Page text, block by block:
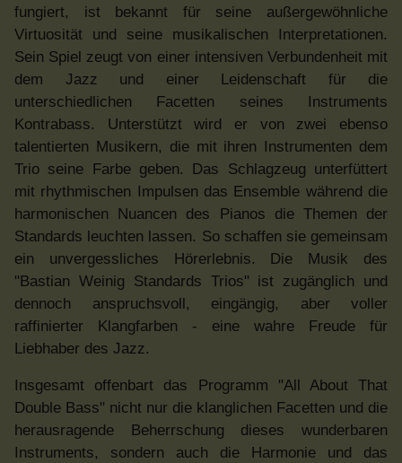
fungiert, ist bekannt für seine außergewöhnliche
Virtuosität und seine musikalischen Interpretationen.
Sein Spiel zeugt von einer intensiven Verbundenheit mit
dem Jazz und einer Leidenschaft für die
unterschiedlichen Facetten seines Instruments
Kontrabass. Unterstützt wird er von zwei ebenso
talentierten Musikern, die mit ihren Instrumenten dem
Trio seine Farbe geben. Das Schlagzeug unterfüttert
mit rhythmischen Impulsen das Ensemble während die
harmonischen Nuancen des Pianos die Themen der
Standards leuchten lassen. So schaffen sie gemeinsam
ein unvergessliches Hörerlebnis. Die Musik des
"Bastian Weinig Standards Trios" ist zugänglich und
dennoch anspruchsvoll, eingängig, aber voller
raffinierter Klangfarben - eine wahre Freude für
Liebhaber des Jazz.
Insgesamt offenbart das Programm "All About That
Double Bass" nicht nur die klanglichen Facetten und die
herausragende Beherrschung dieses wunderbaren
Instruments, sondern auch die Harmonie und das